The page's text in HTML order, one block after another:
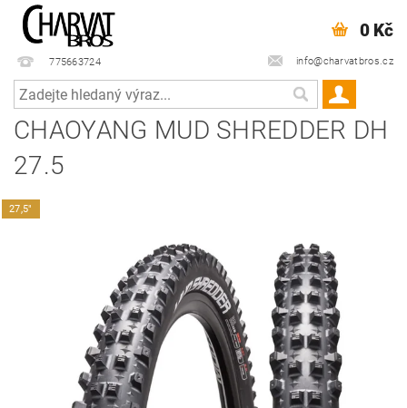
775663724 info@charvatbros.cz
0 Kč
CHAOYANG MUD SHREDDER DH
27.5
27,5"